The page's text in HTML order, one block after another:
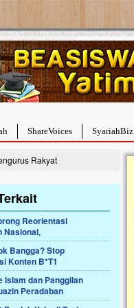
ShareVoices SyariahBiz
Rakyat
Reorientasi
Nasional,
Bangga? Stop
Konten B*T1
Islam dan Panggilan
Peradaban